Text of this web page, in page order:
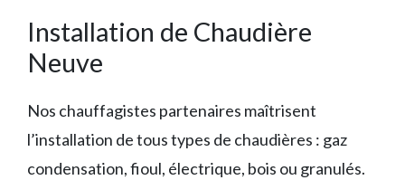
Installation de Chaudière
Neuve
Nos chauffagistes partenaires maîtrisent
l’installation de tous types de chaudières : gaz
condensation, fioul, électrique, bois ou granulés.